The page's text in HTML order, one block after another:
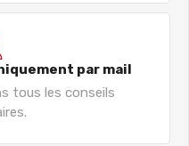
par mail
tous les conseils